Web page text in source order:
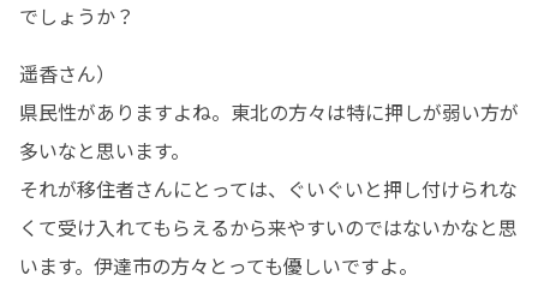
でしょうか？
遥香さん）
県民性がありますよね。東北の方々は特に押しが弱い方が
多いなと思います。
それが移住者さんにとっては、ぐいぐいと押し付けられな
くて受け入れてもらえるから来やすいのではないかなと思
います。伊達市の方々とっても優しいですよ。